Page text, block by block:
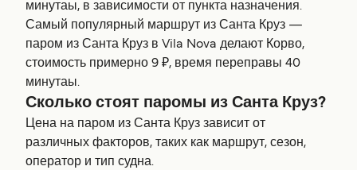
минутаы, в зависимости от пункта назначения.
Самый популярный маршрут из Санта Круз —
паром из Санта Круз в Vila Nova делают Корво,
стоимость примерно 9 ₽, время переправы 40
минутаы.
Сколько стоят паромы из Санта Круз?
Цена на паром из Санта Круз зависит от
различных факторов, таких как маршрут, сезон,
оператор и тип судна.